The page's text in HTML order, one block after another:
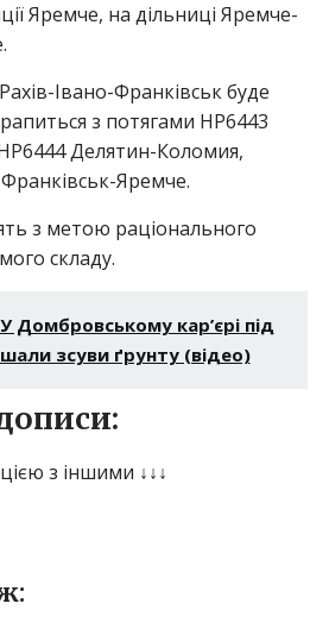
Яремче, на дільниці Яремче-
Івано-Франківськ буде
з потягами НР6443
Делятин-Коломия,
Яремче.
з метою раціонального
складу.
У Домбровському кар’єрі під
зсуви ґрунту (відео)
з іншими ↓↓↓